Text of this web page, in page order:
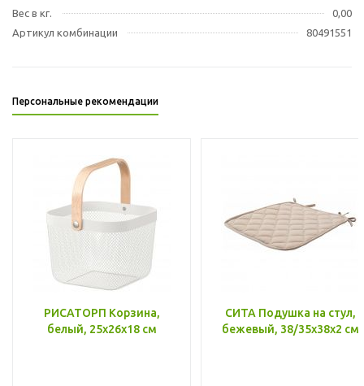
Вес в кг.
0,00
Артикул комбинации
80491551
Персональные рекомендации
РИСАТОРП Корзина,
белый, 25x26x18 см
СИТА Подушка на стул,
бежевый, 38/35x38x2 см